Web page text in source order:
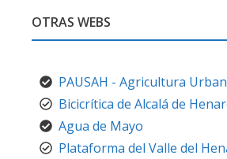
OTRAS WEBS
PAUSAH - Agricultura
Bicicrítica de Alcalá de
Agua de Mayo
Plataforma del Valle del